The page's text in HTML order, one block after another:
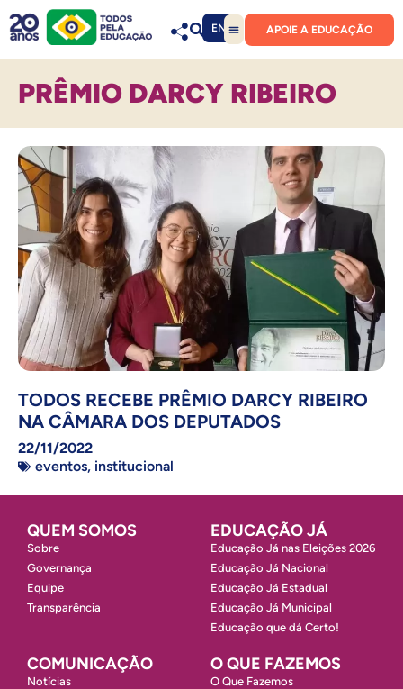
EN APOIE A EDUCAÇÃO
PRÊMIO DARCY RIBEIRO
TODOS RECEBE PRÊMIO DARCY RIBEIRO
NA CÂMARA DOS DEPUTADOS
22/11/2022
eventos, institucional
QUEM SOMOS
Sobre
Governança
Equipe
Transparência
EDUCAÇÃO JÁ
Educação Já nas Eleições 2026
Educação Já Nacional
Educação Já Estadual
Educação Já Municipal
Educação que dá Certo!
COMUNICAÇÃO
Notícias
O QUE FAZEMOS
O Que Fazemos